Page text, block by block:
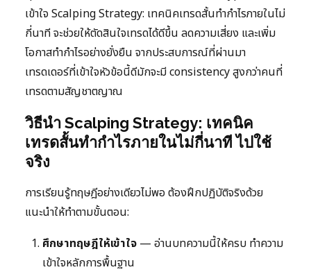
เข้าใจ Scalping Strategy: เทคนิคเทรดสั้นทำกำไรภายในไม่
กี่นาที จะช่วยให้ตัดสินใจเทรดได้ดีขึ้น ลดความเสี่ยง และเพิ่ม
โอกาสทำกำไรอย่างยั่งยืน จากประสบการณ์ที่ผ่านมา
เทรดเดอร์ที่เข้าใจหัวข้อนี้ดีมักจะมี consistency สูงกว่าคนที่
เทรดตามสัญชาตญาณ
วิธีนำ Scalping Strategy: เทคนิค
เทรดสั้นทำกำไรภายในไม่กี่นาที ไปใช้
จริง
การเรียนรู้ทฤษฎีอย่างเดียวไม่พอ ต้องฝึกปฏิบัติจริงด้วย
แนะนำให้ทำตามขั้นตอน:
ศึกษาทฤษฎีให้เข้าใจ — อ่านบทความนี้ให้ครบ ทำความ
เข้าใจหลักการพื้นฐาน